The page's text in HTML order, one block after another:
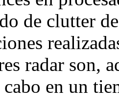
de clutter
radar son,
en un